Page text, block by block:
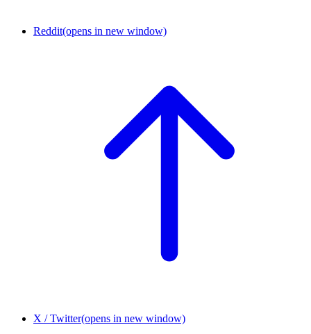
Reddit(opens in new window)
X / Twitter(opens in new window)